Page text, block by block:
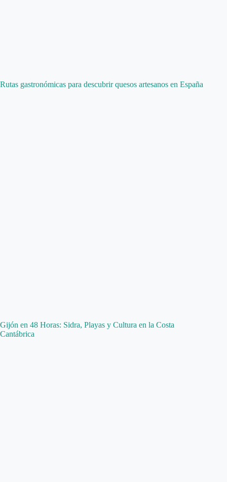
Rutas gastronómicas para descubrir quesos artesanos en España
Gijón en 48 Horas: Sidra, Playas y Cultura en la Costa
Cantábrica